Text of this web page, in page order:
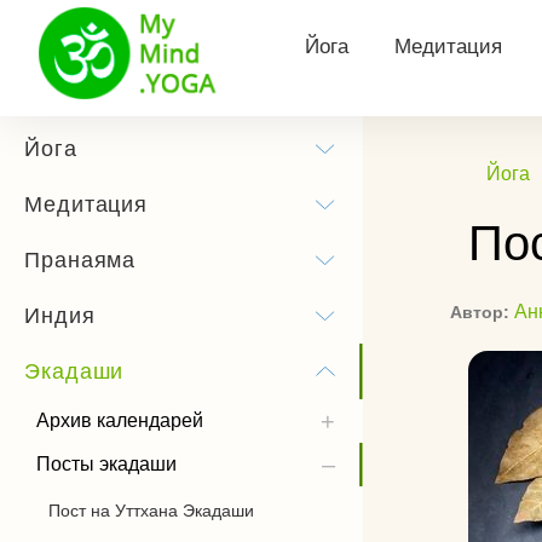
Йога
Философия йоги
Сурья Намаскар
Позы йоги
История йоги
Медитация
Медитация
медитация
Медитация
Как слушать
Йога
Автор:
Йога
Медитация
Пранаяма
Индия
Экадаши
Архив календарей
Посты экадаши
Пост на Уттхана Экадаши